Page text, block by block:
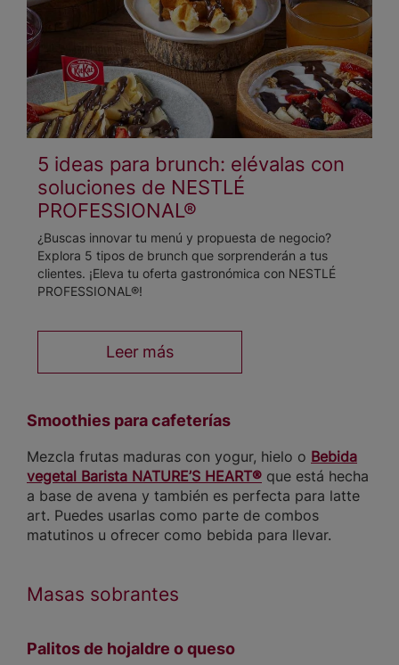
5 ideas para brunch: elévalas con
soluciones de NESTLÉ
PROFESSIONAL®
¿Buscas innovar tu menú y propuesta de negocio?
Explora 5 tipos de brunch que sorprenderán a tus
clientes. ¡Eleva tu oferta gastronómica con NESTLÉ
PROFESSIONAL®!
Leer más
Smoothies para cafeterías
Mezcla frutas maduras con yogur, hielo o Bebida
vegetal Barista NATURE’S HEART® que está hecha
a base de avena y también es perfecta para latte
art. Puedes usarlas como parte de combos
matutinos u ofrecer como bebida para llevar.
Masas sobrantes
Palitos de hojaldre o queso